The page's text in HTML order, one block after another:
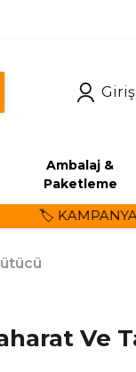
Giriş
Ambalaj &
Paketleme
🏷️ KAMPANYALI
Ve